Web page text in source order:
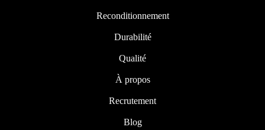
Reconditionnement
Durabilité
Qualité
À propos
Recrutement
Blog